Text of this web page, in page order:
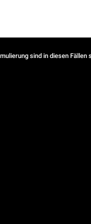
sind in diesen Fällen